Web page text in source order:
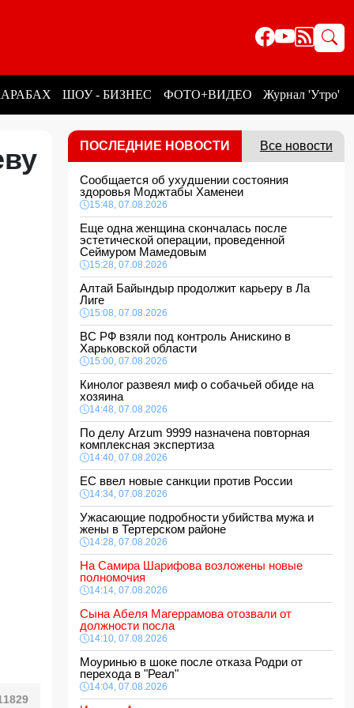
ШОУ - БИЗНЕС ФОТО+ВИДЕО Журнал 'Утро'
ПОСЛЕДНИЕ НОВОСТИ Все новости
Сообщается об ухудшении состояния
здоровья Моджтабы Хаменеи
15:48, 07.08.2026
Еще одна женщина скончалась после
эстетической операции, проведенной
Сеймуром Мамедовым
15:28, 07.08.2026
Алтай Байындыр продолжит карьеру в Ла
Лиге
15:08, 07.08.2026
ВС РФ взяли под контроль Анискино в
Харьковской области
15:00, 07.08.2026
Кинолог развеял миф о собачьей обиде на
хозяина
14:48, 07.08.2026
По делу Arzum 9999 назначена повторная
комплексная экспертиза
14:40, 07.08.2026
ЕС ввел новые санкции против России
14:34, 07.08.2026
Ужасающие подробности убийства мужа и
жены в Тертерском районе
14:28, 07.08.2026
На Самира Шарифова возложены новые
полномочия
14:14, 07.08.2026
Сына Абеля Магеррамова отозвали от
должности посла
14:10, 07.08.2026
Моуринью в шоке после отказа Родри от
перехода в "Реал"
14:04, 07.08.2026